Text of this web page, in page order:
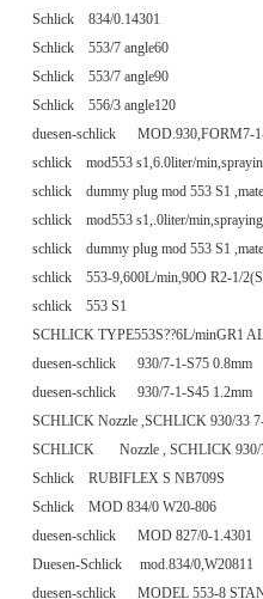
Schlick 834/0.14301
Schlick 553/7 angle60
Schlick 553/7 angle90
Schlick 556/3 angle120
duesen-schlick MOD.930,FORM7-
schlick mod553 s1,6.0liter/
schlick dummy plug mod 553 S1
schlick mod553 s1,.0liter/
schlick dummy plug mod 553 S1
schlick 553-9,600L/min,90O R2-1/
schlick 553 S1
SCHLICK TYPE553S??6L/minGR1
duesen-schlick 930/7-1-S75 0.8mm
duesen-schlick 930/7-1-S45 1.2mm
SCHLICK Nozzle ,SCHLICK 930/33
SCHLICK Nozzle , SCHLICK 930/
Schlick RUBIFLEX S NB709S
Schlick MOD 834/0 W20-806
duesen-schlick MOD 827/0-1.4301
Duesen-Schlick mod.834/0,W20811
duesen-schlick MODEL 553-8